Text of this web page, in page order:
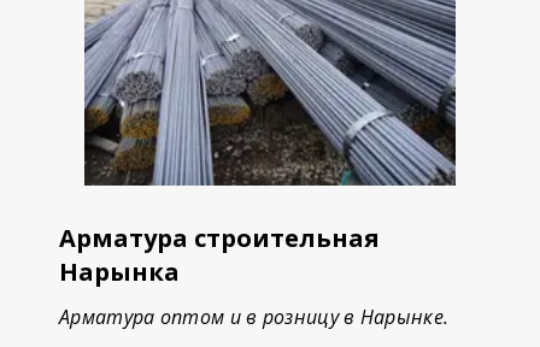
Арматура строительная
Нарынка
Арматура оптом и в розницу в Нарынке.